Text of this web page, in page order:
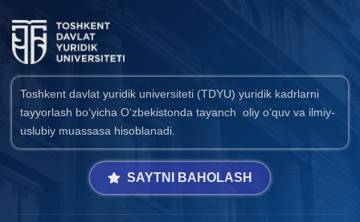
Toshkent davlat yuridik universiteti (TDYU) yuridik kadrlarni
tayyorlash bo‘yicha O‘zbekistonda tayanch oliy o‘quv va ilmiy-
uslubiy muassasa hisoblanadi.
SAYTNI BAHOLASH